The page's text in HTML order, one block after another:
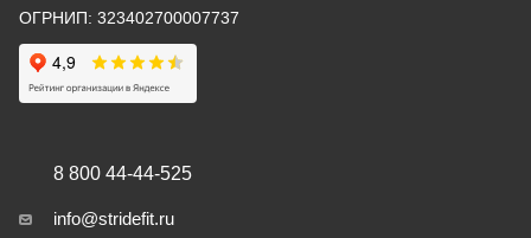
ОГРНИП: 323402700007737
8 800 44-44-525
info@stridefit.ru